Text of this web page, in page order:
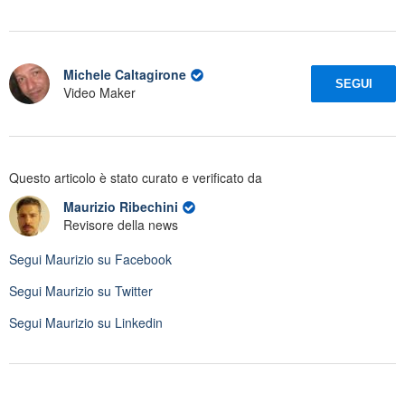
Michele Caltagirone
Video Maker
SEGUI
Questo articolo è stato curato e verificato da
Maurizio Ribechini
Revisore della news
Segui Maurizio su Facebook
Segui Maurizio su Twitter
Segui Maurizio su Linkedin